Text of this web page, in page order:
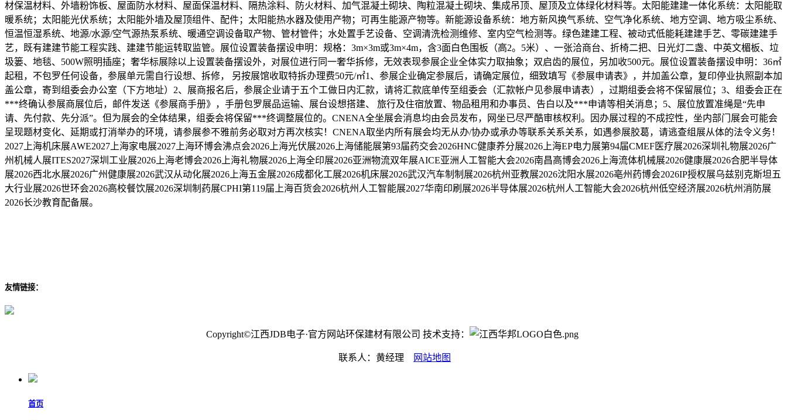
材保温材料、外墙粉饰板、屋面防水材料、屋面保温材料、隔热涂料、防火材料、加气混凝土砌块、陶粒混凝土砌块、集成吊顶、屋顶及立体绿化材料等。太阳能建建一体化系统：太阳能取
暖系统；太阳能光伏系统；太阳能外墙及屋顶组件、配件；太阳能热水器及使用产物；可再生能源产物等。新能源设备系统：地方新风换气系统、空气净化系统、地方空调、地方吸尘系统、
恒温恒湿系统、地源/水源/空气源热泵系统、暖通空调设备取产物、管材管件；水处置手艺设备、空调清洗检测维修、室内空气检测等。绿色建建工程、被动式低能耗建建手艺、零碳建建手
艺，既有建建节能工程实践、建建节能运转取监管。展位设置装备摆设申明：规格：3m×3m或3m×4m，含3面白色围板（高2。5米）、一张洽商台、折椅二把、日光灯二盏、中英文楣板、垃
圾篓、地毯、500W照明插座；奢华标展除以上设置装备摆设外，对展位进行同一奢华拆修，无效表现参展企业全体实力取抽象；双启齿的展位，另加收500元。展位设置装备摆设申明：36㎡
起租，不包罗任何设备，参展单元需自行设想、拆修， 另按展馆收取特拆办理费50元/㎡1、参展企业确定参展后，请确定展位，细致填写《参展申请表》，并加盖公章，复印停业执照副本加
盖公章，寄到组委会办公室（下方地址）2、展商报名后，参展企业请于五个工做日内汇款，请将汇款底单传至组委会（汇款帐户见参展申请表），过期组委会将不保留展位；3、组委会正在
***终确认参展商展位后，邮件发送《参展商手册》，手册包罗展品运输、展台设想搭建、 旅行及住宿放置、物品租用和办事员、告白以及***申请等相关消息；5、展位放置准绳是“先申
请、先付款、先分派”。但为展会的全体结果，组委会将保留***终调整展位的。CNENA全坐展会消息均由会员发布，网坐已尽严酷审核权利。因办展过程的不成控性，坐内部门展会可能会
呈现题材变化、延期或打消举办的环境，请参展参不雅前务必取对方再次核实！CNENA取坐内所有展会均无从办/协办或承办等联系关系关系，如遇参展胶葛，请逃查组展从体的法令义务！
2027上海机床展AWE2027上海家电展2027上海环博会沸点会2026上海光伏展2026上海储能展第93届药交会2026HNC健康养分展2026上海EP电力展第94届CMEF医疗展2026深圳礼物展2026广
州机械人展ITES2027深圳工业展2026上海老博会2026上海礼物展2026上海全印展2026亚洲物流双年展AICE亚洲人工智能大会2026南昌高博会2026上海流体机械展2026健康展2026合肥半导体
展2026西北水展2026广州健康展2026武汉从动化展2026上海五金展2026成都化工展2026机床展2026武汉汽车制制展2026杭州亚教展2026沈阳水展2026亳州药博会2026IP授权展乌兹别克斯坦五
大行业展2026世环会2026高校餐饮展2026深圳制药展CPHI第119届上海百货会2026杭州人工智能展2027华南印刷展2026半导体展2026杭州人工智能大会2026杭州低空经济展2026杭州消防展
2026长沙教育配备展。
友情链接：
Copyright©江西JDB电子·官方网站环保建材有限公司 技术支持：
联系人：黄经理 网站地图
首页